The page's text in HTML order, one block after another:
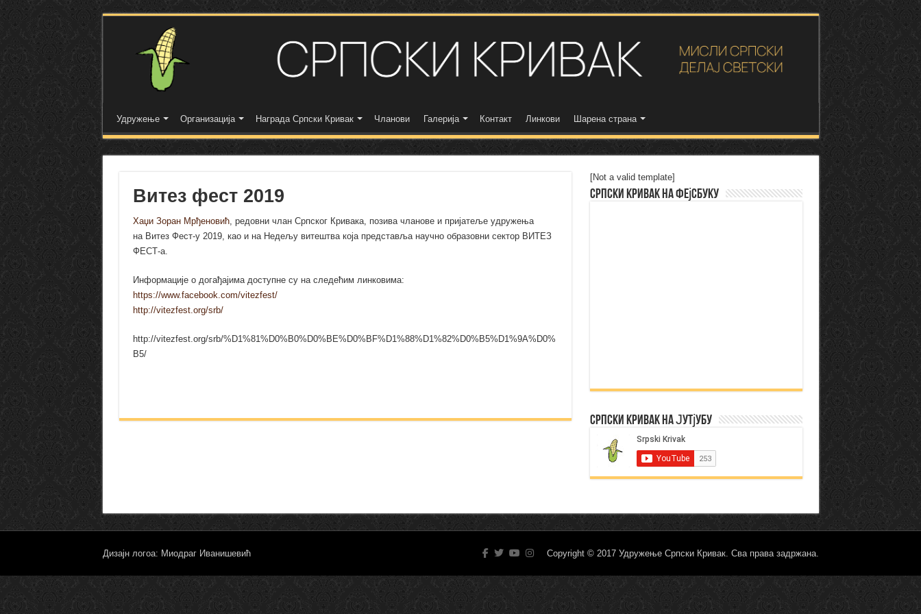
Удружење Организација Награда Српски Кривак Чланови Галерија Контакт Линкови Шарена страна
Витез фест 2019
Хаџи Зоран Мрђеновић, редовни члан Српског Кривака, позива чланове и пријатеље удружења
на Витез Фест-у 2019, као и на Недељу витештва која представља научно образовни сектор ВИТЕЗ
ФЕСТ-а.
Информације о догађајима доступне су на следећим линковима:
https://www.facebook.com/vitezfest/
http://vitezfest.org/srb/
http://vitezfest.org/srb/%D1%81%D0%B0%D0%BE%D0%BF%D1%88%D1%82%D0%B5%D1%9A%D0%
B5/
[Not a valid template]
Српски Кривак на Фејсбуку
Српски Кривак на Јутјубу
Copyright © 2017 Удружење Српски Кривак. Сва права задржана.
Дизајн логоа: Миодраг Иванишевић